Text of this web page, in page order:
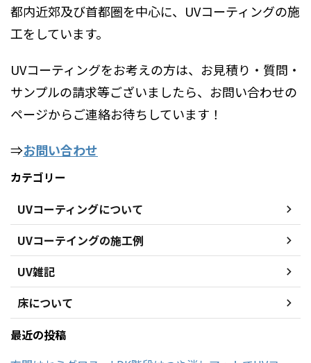
都内近郊及び首都圏を中心に、UVコーティングの施
工をしています。
UVコーティングをお考えの方は、お見積り・質問・
サンプルの請求等ございましたら、お問い合わせの
ページからご連絡お待ちしています！
⇒お問い合わせ
カテゴリー
UVコーティングについて
UVコーテイングの施工例
UV雑記
床について
最近の投稿